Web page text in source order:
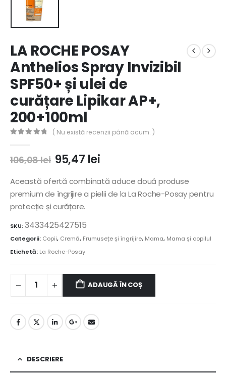
LA ROCHE POSAY
Anthelios Spray Invizibil
SPF50+ și ulei de
curățare Lipikar AP+,
200+100ml
( Nu există recenzii până acum. )
106,08lei Prețul
a
fost:
106,08 lei.
95,47 leiPrețul
este:
95,47 lei.
Această ofertă combinată aduce două produse
premium de îngrijire a pielii de la La Roche-Posay pentru
protecție și curățare.
SKU:3433425427515
Categorii: Copii, Cremă, Frumusețe și îngrijire, Mama, Mama și copilul
Etichetă: La Roche-Posay
ADAUGĂ ÎN COȘ
DESCRIERE